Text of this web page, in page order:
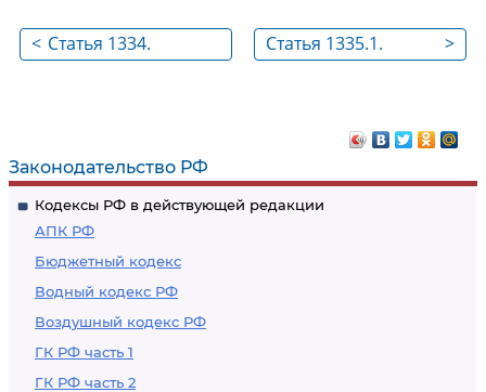
Законодательство РФ
Кодексы РФ в действующей редакции
АПК РФ
Бюджетный кодекс
Водный кодекс РФ
Воздушный кодекс РФ
ГК РФ часть 1
ГК РФ часть 2
< Статья 1334.
>
Статья 1335.1.
нарушением
исключительного
права изготовителя
базы данных